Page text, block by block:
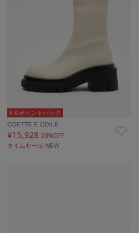
5％ポイントバック
ODETTE E ODILE
¥15,928 20%OFF
タイムセール NEW